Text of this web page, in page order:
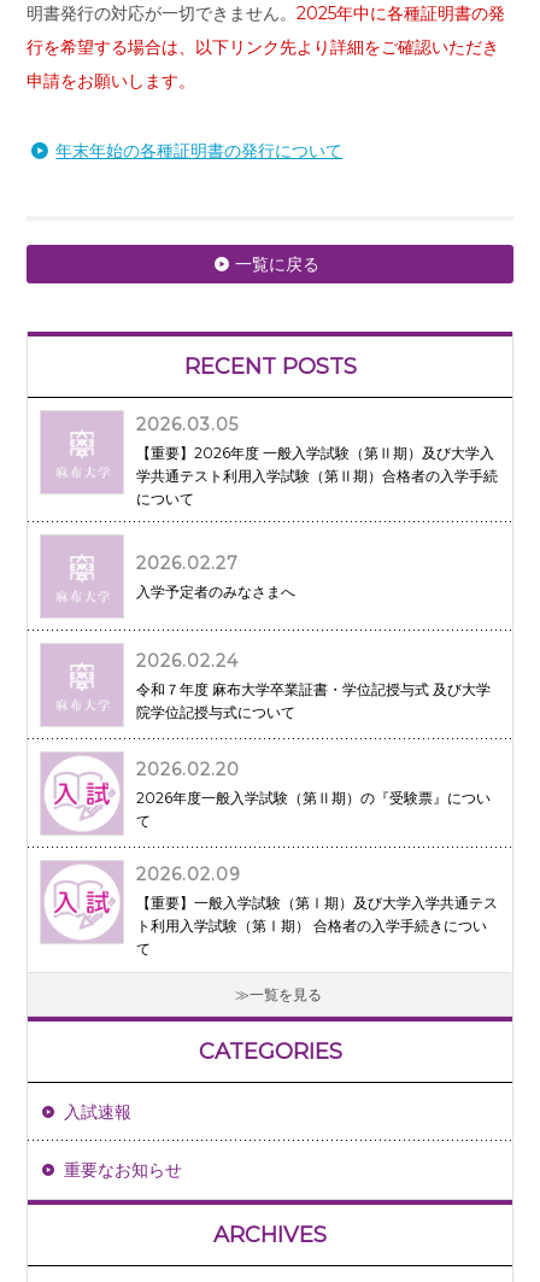
明書発行の対応が一切できません。2025年中に各種証明書の発
行を希望する場合は、以下リンク先より詳細をご確認いただき
申請をお願いします。
年末年始の各種証明書の発行について
一覧に戻る
RECENT POSTS
2026.03.05
【重要】2026年度 一般入学試験（第Ⅱ期）及び大学入
学共通テスト利用入学試験（第Ⅱ期）合格者の入学手続
について
2026.02.27
入学予定者のみなさまへ
2026.02.24
令和７年度 麻布大学卒業証書・学位記授与式 及び大学
院学位記授与式について
2026.02.20
2026年度一般入学試験（第Ⅱ期）の『受験票』につい
て
2026.02.09
【重要】一般入学試験（第Ⅰ期）及び大学入学共通テス
ト利用入学試験（第Ⅰ期） 合格者の入学手続きについ
て
一覧を見る
CATEGORIES
入試速報
重要なお知らせ
ARCHIVES